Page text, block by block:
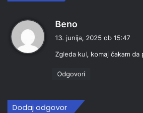
Beno
v
:
13. junija, 2025 ob 15:47
Zgleda kul, komaj čakam da
Odgovori
Dodaj odgovor